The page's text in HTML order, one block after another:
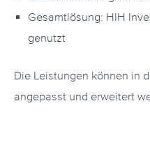
Gesamtlösung: HIH
genutzt
Die Leistungen können in
angepasst und erweitert